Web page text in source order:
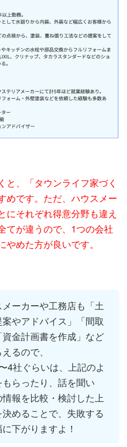
と、「タウンライフ家づく
めです。ただ、ハウスメー
にそれぞれ得意分野も違え
てが違うので、1つの会社
めた方が良いです。
メーカーや工務店も「土
やアドバイス」「間取
資金計画書を作成」など
るので、
4社ぐらいは、上記のよ
もらったり、話を聞い
報を比較・検討した上
めることで、失敗する
下がりますよ！